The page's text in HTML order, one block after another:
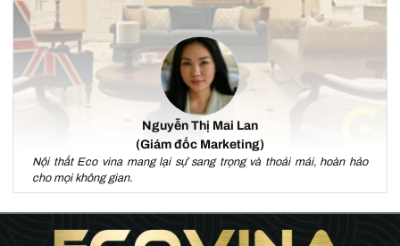
Nguyễn Thị Mai Lan
(Giám đốc Marketing)
Nội thất Eco vina mang lại sự sang trọng và thoải mái, hoàn hảo
cho mọi không gian.